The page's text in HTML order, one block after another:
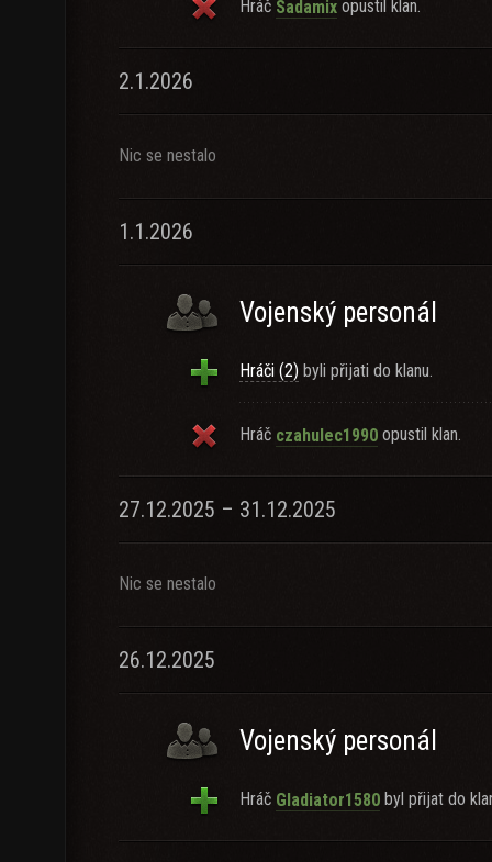
Hráč Sadamix opustil klan.
2.1.2026
Nic se nestalo
1.1.2026
Vojenský personál
Hráči (2) byli přijati do klanu.
Hráč czahulec1990 opustil klan.
27.12.2025 – 31.12.2025
Nic se nestalo
26.12.2025
Vojenský personál
Hráč Gladiator1580 byl přijat do